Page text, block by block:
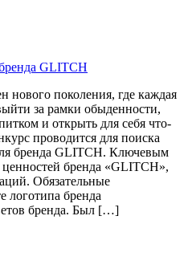
GLITCH
поколения, где каждая
за рамки обыденности,
и открыть для себя что-
проводится для поиска
бренда GLITCH. Ключевым
бренда «GLITCH»,
Обязательные
бренда
бренда. Был […]